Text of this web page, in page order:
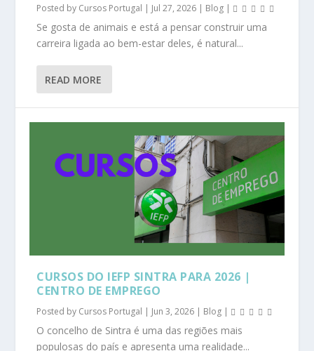
Posted by Cursos Portugal | Jul 27, 2026 | Blog |
Se gosta de animais e está a pensar construir uma
carreira ligada ao bem-estar deles, é natural...
READ MORE
CURSOS DO IEFP SINTRA PARA 2026 |
CENTRO DE EMPREGO
Posted by Cursos Portugal | Jun 3, 2026 | Blog |
O concelho de Sintra é uma das regiões mais
populosas do país e apresenta uma realidade...